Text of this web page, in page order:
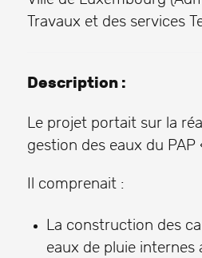
Travaux et des services
Description :
Le projet portait sur la
gestion des eaux du PAP
Il comprenait :
La construction des
eaux de pluie internes